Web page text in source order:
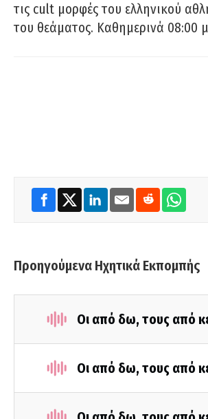
τις cult μορφές του ελληνικού
του θεάματος. Καθημερινά 08:00
Προηγούμενα Ηχητικά Εκπομπής
Οι από δω, τους από
Οι από δω, τους από